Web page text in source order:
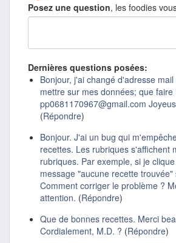
Posez une question, les foodies
Dernières questions posées:
Bonjour, j'ai changé d'adresse
mettre sur mes données; que faire
pp0681170967@gmail.com
(Répondre)
Bonjour. J'ai un bug qui
recettes. Les rubriques s'affichent
rubriques. Par exemple, si je
message "aucune recette trouvée"
Comment corriger le problème ?
attention. (Répondre)
Que de bonnes recettes. Merci
Cordialement, M.D. ? (Répondre)